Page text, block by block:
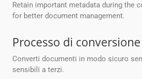
Retain important metadata during the
for better document management.
Processo di
Converti documenti in modo sicuro
sensibili a terzi.